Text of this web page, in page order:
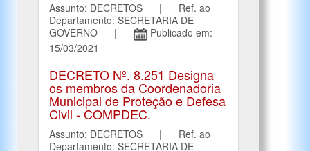
Assunto: DECRETOS | Ref. ao
Departamento: SECRETARIA DE
GOVERNO |
Publicado em:
15/03/2021
DECRETO Nº. 8.251 Designa
os membros da Coordenadoria
Municipal de Proteção e Defesa
Civil - COMPDEC.
Assunto: DECRETOS | Ref. ao
Departamento: SECRETARIA DE